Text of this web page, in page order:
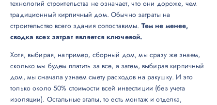
технологий строительства не означает, что они дороже, чем
традиционный кирпичный дом. Обычно затраты на
строительство всего здания сопоставимы. Тем не менее,
сводка всех затрат является ключевой.
Хотя, выбирая, например, сборный дом, мы сразу же знаем,
сколько мы будем платить за все, а затем, выбирая кирпичный
дом, мы сначала узнаем смету расходов на ракушку. И это
только около 50% стоимости всей инвестиции (без учета
изоляции). Остальные этапы, то есть монтаж и отделка,